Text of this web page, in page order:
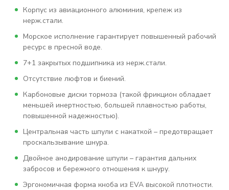
Корпус из авиационного алюминия, крепеж из
нерж.стали.
Морское исполнение гарантирует повышенный рабочий
ресурс в пресной воде.
7+1 закрытых подшипника из нерж.стали.
Отсутствие люфтов и биений.
Карбоновые диски тормоза (такой фрикцион обладает
меньшей инертностью, большей плавностью работы,
повышенной надежностью).
Центральная часть шпули с накаткой – предотвращает
проскальзывание шнура.
Двойное анодирование шпули – гарантия дальних
забросов и бережного отношения к шнуру.
Эргономичная форма кноба из EVA высокой плотности.